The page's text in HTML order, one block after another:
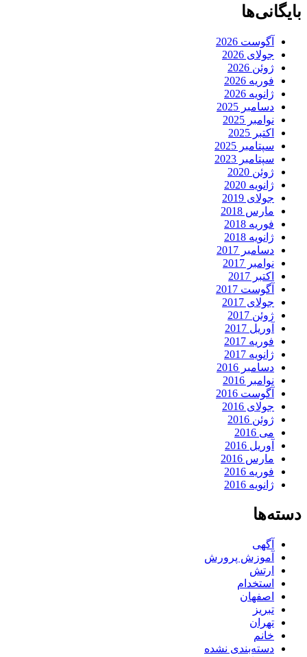
بایگانی‌ها
آگوست 2026
جولای 2026
ژوئن 2026
فوریه 2026
ژانویه 2026
دسامبر 2025
نوامبر 2025
اکتبر 2025
سپتامبر 2025
سپتامبر 2023
ژوئن 2020
ژانویه 2020
جولای 2019
مارس 2018
فوریه 2018
ژانویه 2018
دسامبر 2017
نوامبر 2017
اکتبر 2017
آگوست 2017
جولای 2017
ژوئن 2017
آوریل 2017
فوریه 2017
ژانویه 2017
دسامبر 2016
نوامبر 2016
آگوست 2016
جولای 2016
ژوئن 2016
می 2016
آوریل 2016
مارس 2016
فوریه 2016
ژانویه 2016
دسته‌ها
آگهی
آموزش پرورش
ارتش
استخدام
اصفهان
تبریز
تهران
خانم
دسته‌بندی نشده